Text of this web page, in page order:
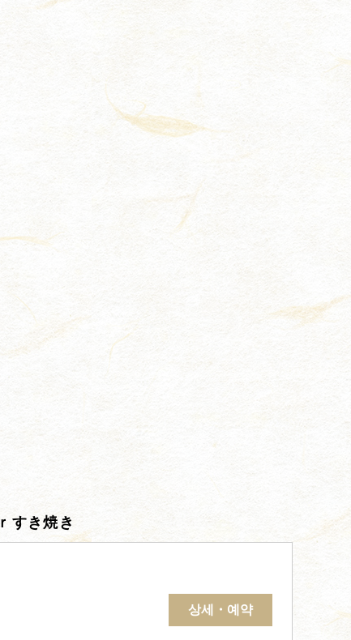
き焼き
상세・예약